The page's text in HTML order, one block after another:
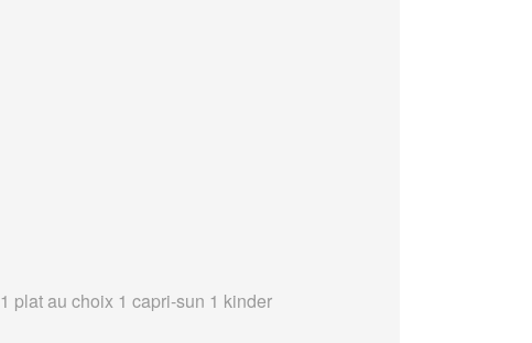
1 plat au choix 1 capri-sun 1 kinder